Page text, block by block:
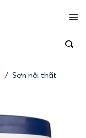
/ Sơn nội thất